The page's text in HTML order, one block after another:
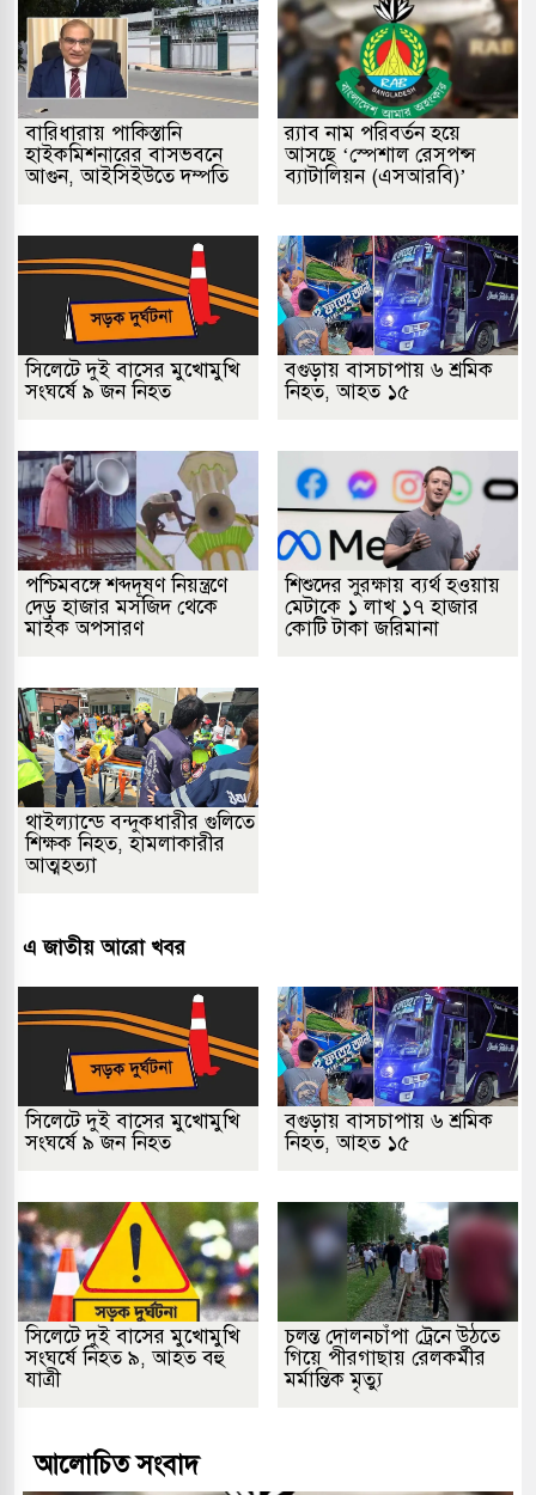
বারিধারায় পাকিস্তানি
হাইকমিশনারের বাসভবনে
আগুন, আইসিইউতে দম্পতি
র‌্যাব নাম পরিবর্তন হয়ে
আসছে ‘স্পেশাল রেসপন্স
ব্যাটালিয়ন (এসআরবি)’
সিলেটে দুই বাসের মুখোমুখি
সংঘর্ষে ৯ জন নিহত
বগুড়ায় বাসচাপায় ৬ শ্রমিক
নিহত, আহত ১৫
পশ্চিমবঙ্গে শব্দদূষণ নিয়ন্ত্রণে
দেড় হাজার মসজিদ থেকে
মাইক অপসারণ
শিশুদের সুরক্ষায় ব্যর্থ হওয়ায়
মেটাকে ১ লাখ ১৭ হাজার
কোটি টাকা জরিমানা
থাইল্যান্ডে বন্দুকধারীর গুলিতে
শিক্ষক নিহত, হামলাকারীর
আত্মহত্যা
এ জাতীয় আরো খবর
সিলেটে দুই বাসের মুখোমুখি
সংঘর্ষে ৯ জন নিহত
বগুড়ায় বাসচাপায় ৬ শ্রমিক
নিহত, আহত ১৫
সিলেটে দুই বাসের মুখোমুখি
সংঘর্ষে নিহত ৯, আহত বহু
যাত্রী
চলন্ত দোলনচাঁপা ট্রেনে উঠতে
গিয়ে পীরগাছায় রেলকর্মীর
মর্মান্তিক মৃত্যু
আলোচিত সংবাদ